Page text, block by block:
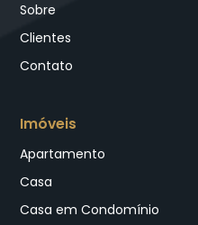
Sobre
Clientes
Contato
Imóveis
Apartamento
Casa
Casa em Condomínio